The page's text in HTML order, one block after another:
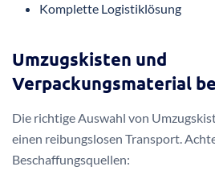
Komplette Logistiklösung
Umzugskisten und
Verpackungsmaterial
Die richtige Auswahl von
einen reibungslosen Transport.
Beschaffungsquellen: